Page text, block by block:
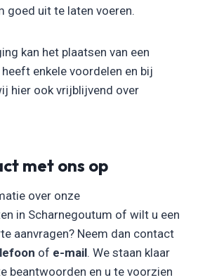
goed uit te laten voeren.
kan het plaatsen van een
enkele voordelen en bij
hier ook vrijblijvend over
met ons op
over onze
in Scharnegoutum of wilt u een
aanvragen? Neem dan contact
of e-mail. We staan klaar
beantwoorden en u te voorzien